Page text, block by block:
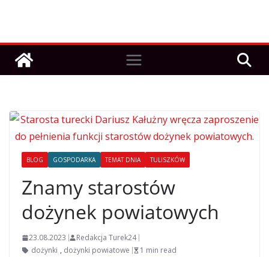
BLOG GOSPODARKA TEMAT DNIA TULISZKÓW
Znamy starostów
dożynek powiatowych
23.08.2023
Redakcja Turek24
dożynki , dożynki powiatowe 1 min read